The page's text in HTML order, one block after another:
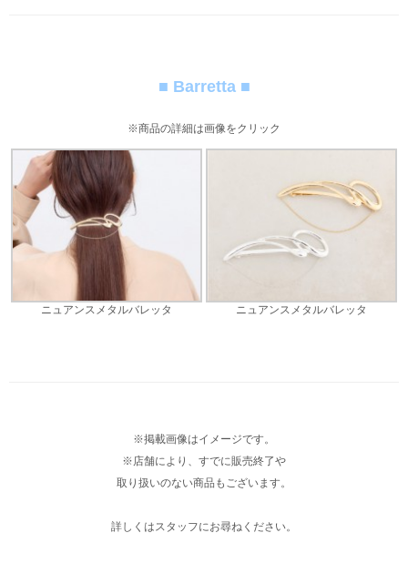
■ Barretta ■
※商品の詳細は画像をクリック
ニュアンスメタルバレッタ ニュアンスメタルバレッタ
※掲載画像はイメージです。
※店舗により、すでに販売終了や
取り扱いのない商品もございます。
詳しくはスタッフにお尋ねください。